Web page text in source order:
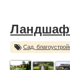
Сад,